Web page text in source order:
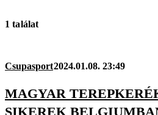
1 találat
Csupasport2024.01.08. 23:49
MAGYAR
SIKEREK